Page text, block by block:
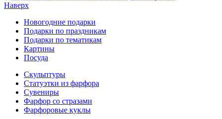
Наверх
Новогодние подарки
Подарки по праздникам
Подарки по тематикам
Картины
Посуда
Скульптуры
Статуэтки из фарфора
Сувениры
Фарфор со стразами
Фарфоровые куклы